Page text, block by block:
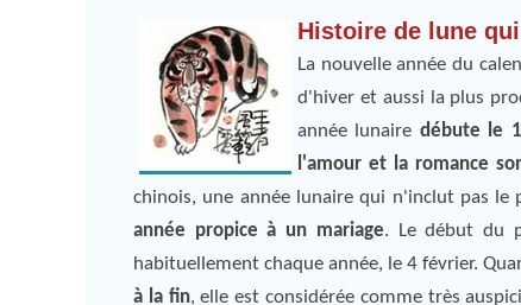
Histoire de lune
La nouvelle année du
d'hiver et aussi la plus
année lunaire débute le
l'amour et la romance
chinois, une année lunaire qui n'inclut pas le
année propice à un mariage. Le début du
habituellement chaque année, le 4 février.
à la fin, elle est considérée comme très